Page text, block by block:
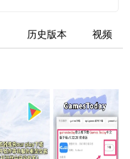
历史版本 视频